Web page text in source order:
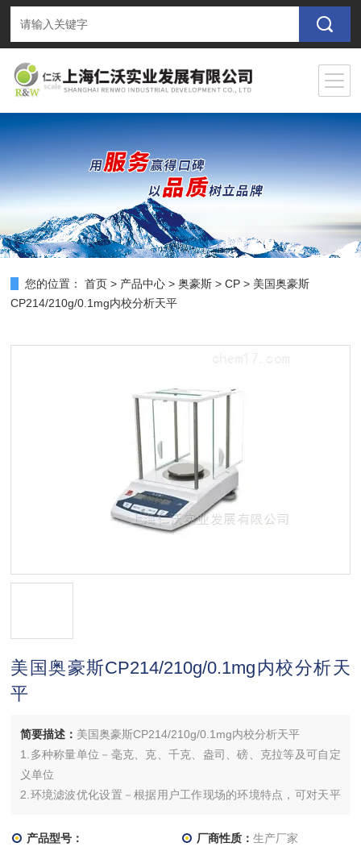
您的位置： 首页 > 产品中心 >奥豪斯 >CP > 美国奥豪斯
CP214/210g/0.1mg内校分析天平
美国奥豪斯CP214/210g/0.1mg内校分析天
平
简要描述： 美国奥豪斯CP214/210g/0.1mg内校分析天平
1.多种称量单位－毫克、克、千克、盎司、磅、克拉等及可自定
义单位
2.环境滤波优化设置－根据用户工作现场的环境特点，可对天平
产品型号：
厂商性质： 生产厂家